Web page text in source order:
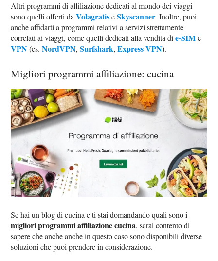
Altri programmi di affiliazione dedicati al mondo dei viaggi
sono quelli offerti daVolagratiseSkyscanner. Inoltre, puoi
anche affidarti a programmi relativi a servizi strettamente
correlati ai viaggi, come quelli dedicati alla vendita die-SIMe
VPN(es.NordVPN,Surfshark,Express VPN).
Migliori programmi affiliazione: cucina
Se hai un blog di cucina e ti stai domandando quali sono i
migliori programmi affiliazione cucina, sarai contento di
sapere che anche anche in questo caso sono disponibili diverse
soluzioni che puoi prendere in considerazione.